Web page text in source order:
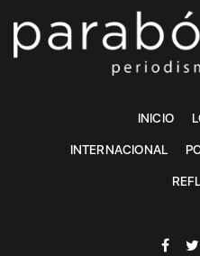
INICIO
INTERNACIONAL